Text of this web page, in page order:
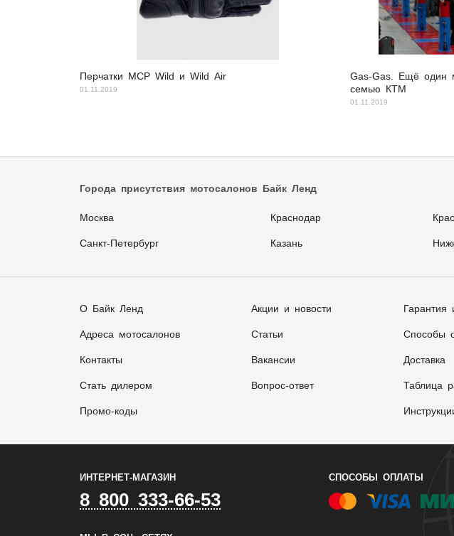
Перчатки MCP Wild и Wild Air
01.11.2019
Gas-Gas. Ещё один
семью КТМ
01.11.2019
Города присутствия мотосалонов Байк Ленд
Москва
Санкт-Петербург
Краснодар
Казань
О Байк Ленд
Адреса мотосалонов
Контакты
Стать дилером
Промо-коды
Акции и новости
Статьи
Вакансии
Вопрос-ответ
Гарантия
Способы
Доставка
Таблица
ИНТЕРНЕТ-МАГАЗИН
8 800 333-66-53
СПОСОБЫ ОПЛАТЫ